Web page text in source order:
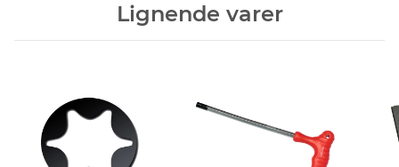
Lignende varer